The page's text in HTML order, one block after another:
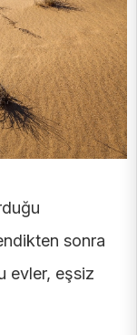
sonra
evler, eşsiz